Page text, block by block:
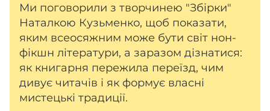
Ми поговорили з творчинею "Збірки"
Наталкою Кузьменко, щоб показати,
яким всеосяжним може бути світ нон-
фікшн літератури, а заразом дізнатися:
як книгарня пережила переїзд, чим
дивує читачів і як формує власні
мистецькі традиції.